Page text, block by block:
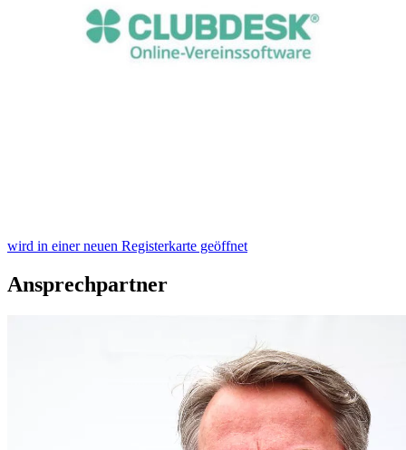
wird in einer neuen Registerkarte geöffnet
Ansprechpartner